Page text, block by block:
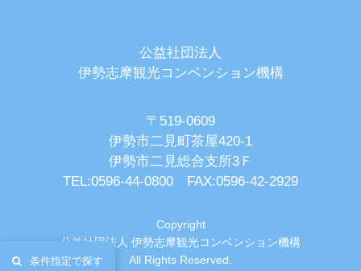
条件指定で探す
公益社団法人
伊勢志摩観光コンベンション機構
〒519-0609
伊勢市二見町茶屋420-1
伊勢市二見総合支所3Ｆ
TEL:0596-44-0800 FAX:0596-42-2929
Copyright
公益社団法人 伊勢志摩観光コンベンション機構
All Rights Reserved.